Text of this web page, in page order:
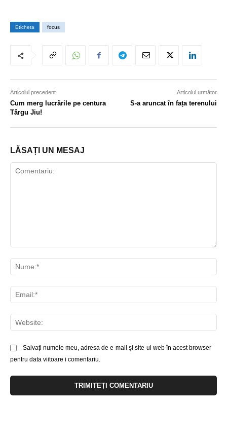
Eticheta focus
Articolul precedent
Cum merg lucrările pe centura
Târgu Jiu!
Articolul următor
S-a aruncat în fața terenului
LĂSAȚI UN MESAJ
Salvați numele meu, adresa de e-mail și site-ul web în acest browser
pentru data viitoare i comentariu.